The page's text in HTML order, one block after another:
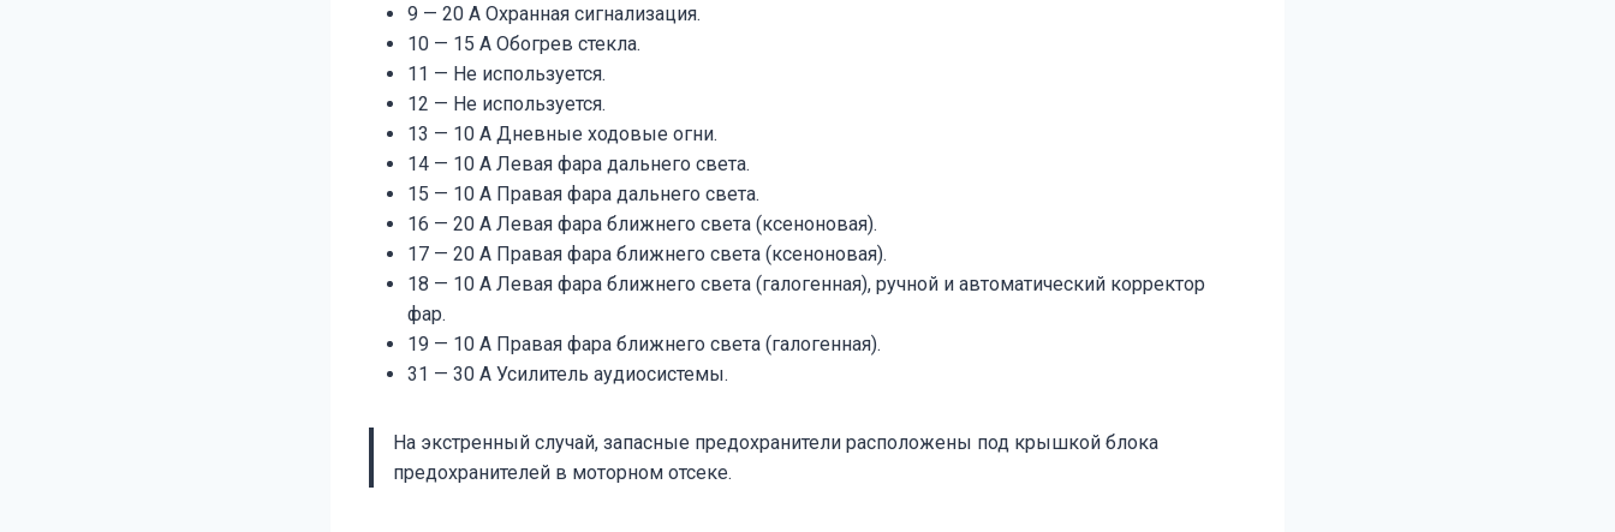
9 — 20 A Охранная сигнализация.
10 — 15 A Обогрев стекла.
11 — Не используется.
12 — Не используется.
13 — 10 A Дневные ходовые огни.
14 — 10 A Левая фара дальнего света.
15 — 10 A Правая фара дальнего света.
16 — 20 A Левая фара ближнего света (ксеноновая).
17 — 20 A Правая фара ближнего света (ксеноновая).
18 — 10 A Левая фара ближнего света (галогенная), ручной и автоматический корректор
фар.
19 — 10 A Правая фара ближнего света (галогенная).
31 — 30 A Усилитель аудиосистемы.
На экстренный случай, запасные предохранители расположены под крышкой блока
предохранителей в моторном отсеке.